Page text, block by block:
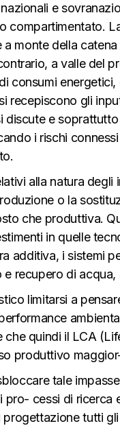
e
compartimentato.
monte della
a valle del
consumi
recepiscono gli
discute e
i rischi
alla natura
o la
che produttiva.
in quelle
additiva, i sistemi
recupero di
limitarsi a
che quindi il LCA
produttivo
tale
pro- cessi di
tutti